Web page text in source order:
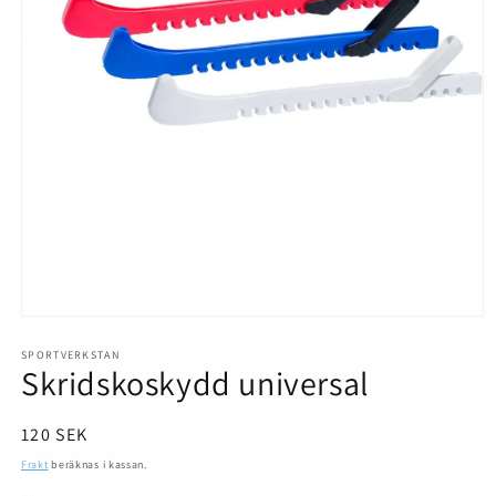
1
modalfönster
SPORTVERKSTAN
Skridskoskydd universal
Ordinarie
pris
120 SEK
Frakt beräknas i kassan.